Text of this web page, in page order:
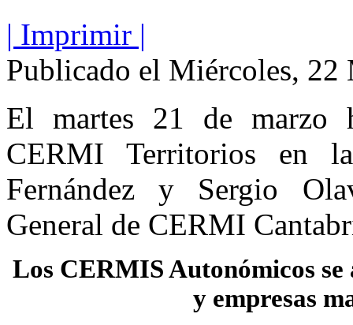
| Imprimir |
Publicado el Miércoles, 22
El martes 21 de marzo
CERMI Territorios en
Fernández y Sergio
General de CERMI
Los CERMIS Autonómicos
y empresas